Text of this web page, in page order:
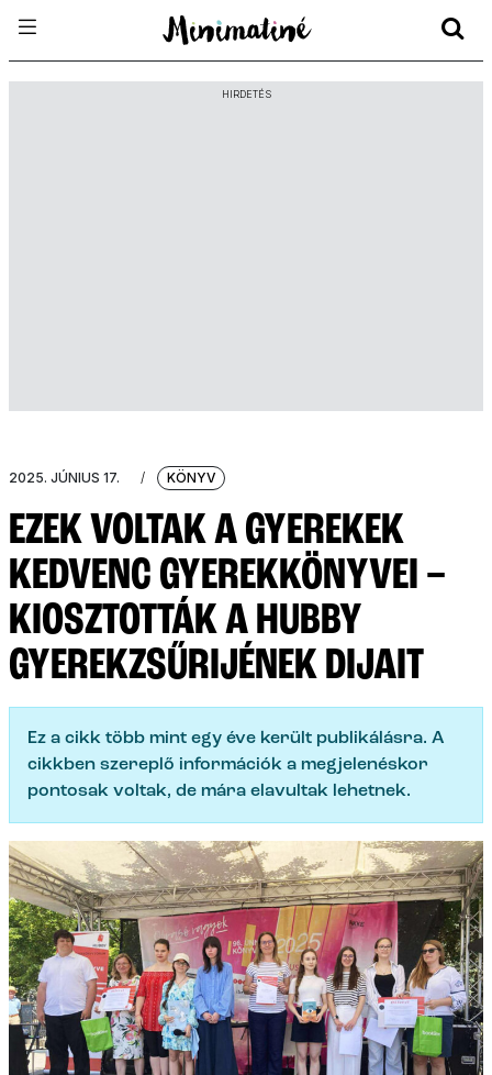
HIRDETÉS
2025. JÚNIUS 17. / KÖNYV
EZEK VOLTAK A GYEREKEK
KEDVENC GYEREKKÖNYVEI –
KIOSZTOTTÁK A HUBBY
GYEREKZSŰRIJÉNEK DIJAIT
Ez a cikk több mint egy éve került publikálásra. A
cikkben szereplő információk a megjelenéskor
pontosak voltak, de mára elavultak lehetnek.